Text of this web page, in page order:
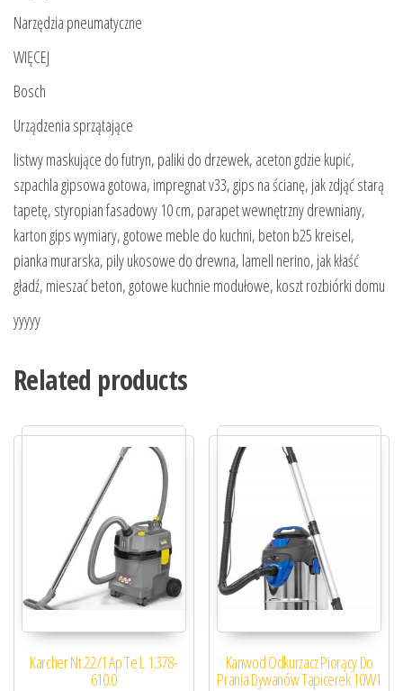
Narzędzia pneumatyczne
WIĘCEJ
Bosch
Urządzenia sprzątające
listwy maskujące do futryn, paliki do drzewek, aceton gdzie kupić,
szpachla gipsowa gotowa, impregnat v33, gips na ścianę, jak zdjąć starą
tapetę, styropian fasadowy 10 cm, parapet wewnętrzny drewniany,
karton gips wymiary, gotowe meble do kuchni, beton b25 kreisel,
pianka murarska, pily ukosowe do drewna, lamell nerino, jak kłaść
gładź, mieszać beton, gotowe kuchnie modułowe, koszt rozbiórki domu
yyyyy
Related products
Karcher Nt 22/1 Ap Te L 1.378-
610.0
Kanwod Odkurzacz Piorący Do
Prania Dywanów Tapicerek 10W1